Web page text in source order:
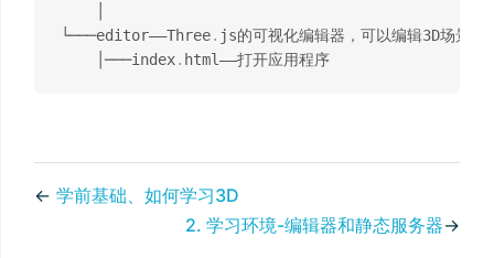
└───editor——Three. js的可视化编辑器，可以编辑3D场景
    │───index
.
← 学前基础、如何学习3D
2. 学习环境-编辑器和静态服务器→